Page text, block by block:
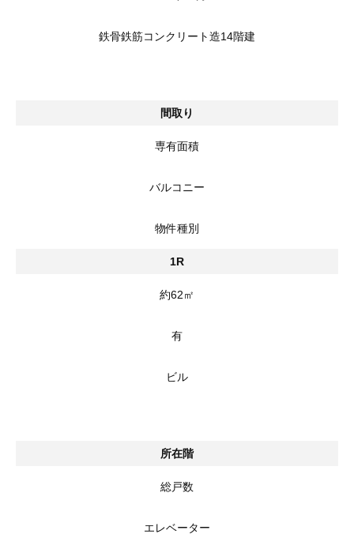
鉄骨鉄筋コンクリート造14階建
間取り
専有面積
バルコニー
物件種別
1R
約62㎡
有
ビル
所在階
総戸数
エレベーター